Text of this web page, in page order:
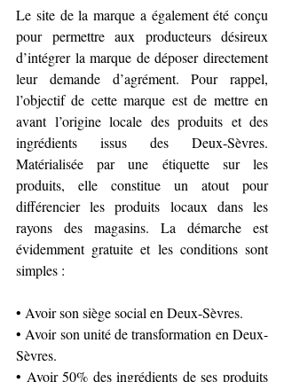
Le site de la marque a également été conçu
pour permettre aux producteurs désireux
d’intégrer la marque de déposer directement
leur demande d’agrément. Pour rappel,
l’objectif de cette marque est de mettre en
avant l’origine locale des produits et des
ingrédients issus des Deux-Sèvres.
Matérialisée par une étiquette sur les
produits, elle constitue un atout pour
différencier les produits locaux dans les
rayons des magasins. La démarche est
évidemment gratuite et les conditions sont
simples :
• Avoir son siège social en Deux-Sèvres.
• Avoir son unité de transformation en Deux-
Sèvres.
• Avoir 50% des ingrédients de ses produits